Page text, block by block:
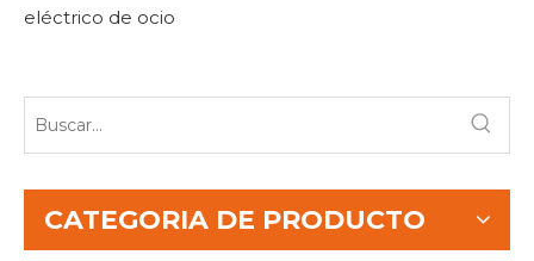
eléctrico de ocio
CATEGORIA DE PRODUCTO